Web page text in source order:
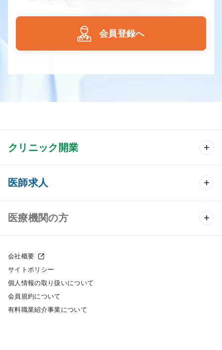
会員登録へ
クリニック開業
クリニック開業 TOP
クリニック物件検索
クリニックの開業スタイル
クリニック開業までの流れ
開業支援事例
医師求人
医師求人 TOP
常勤求人検索
非常勤求人検索
スポット求人検索
医療機関の方
採用をお考えの医療機関の方
会社概要
サイトポリシー
個人情報の取り扱いについて
会員規約について
有料職業紹介事業について